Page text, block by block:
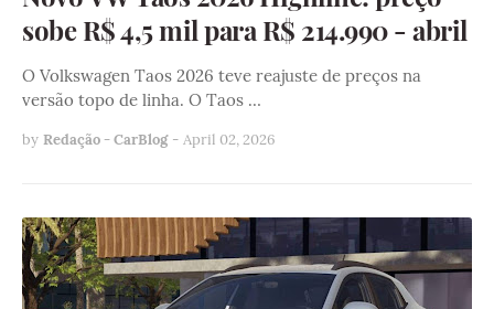
sobe R$ 4,5 mil para R$ 214.990 - abril
O Volkswagen Taos 2026 teve reajuste de preços na
versão topo de linha. O Taos …
by Redação - CarBlog - April 02, 2026